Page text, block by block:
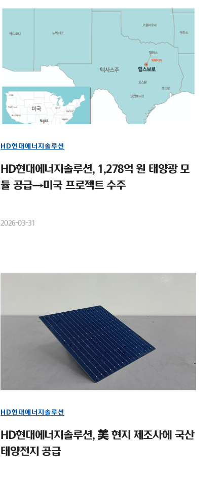
HD현대에너지솔루션
HD현대에너지솔루션, 1,278억 원 태양광 모
듈 공급→미국 프로젝트 수주
2026-03-31
HD현대에너지솔루션
HD현대에너지솔루션, 美 현지 제조사에 국산
태양전지 공급